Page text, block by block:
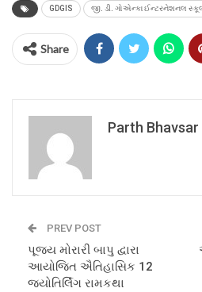
GDGIS જી. ડી. ગોએન્કા ઈન્ટરનેશનલ
Share
Parth Bhavsar
PREV POST
પૂજ્ય મોરારી બાપુ દ્વારા
આયોજિત ઐતિહાસિક 12
જ્યોતિર્લિંગ રામકથા